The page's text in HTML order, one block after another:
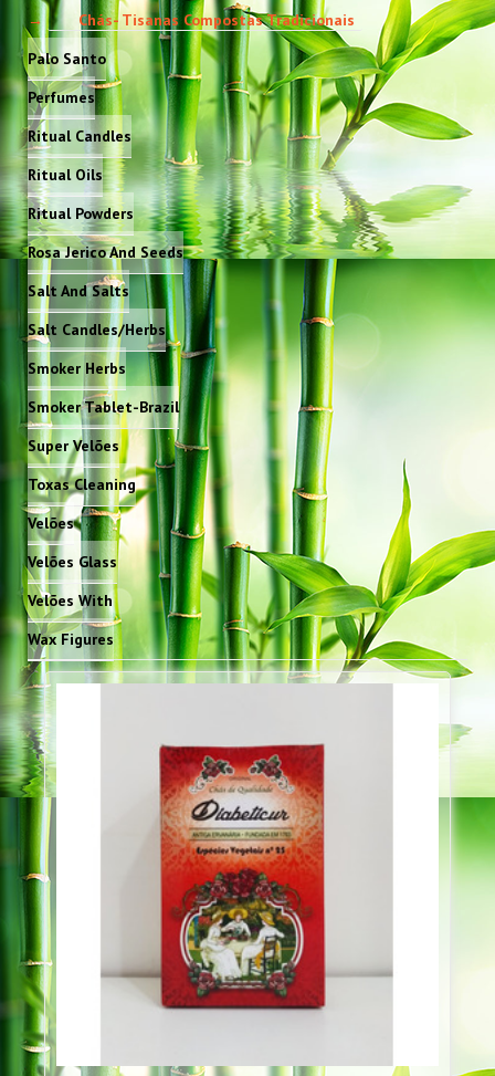
Chás- Tisanas Compostas Tradicionais
Palo Santo
Perfumes
Ritual Candles
Ritual Oils
Ritual Powders
Rosa Jerico And Seeds
Salt And Salts
Salt Candles/Herbs
Smoker Herbs
Smoker Tablet-Brazil
Super Velões
Toxas Cleaning
Velões
Velões Glass
Velões With
Wax Figures